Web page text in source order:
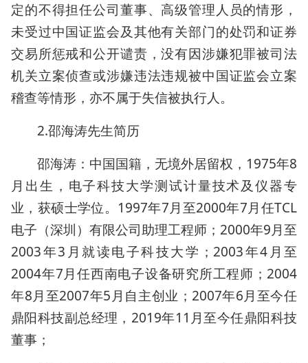
定的不得担任公司董事、高级管理人员的情形，
未受过中国证监会及其他有关部门的处罚和证券
交易所惩戒和公开谴责，没有因涉嫌犯罪被司法
机关立案侦查或涉嫌违法违规被中国证监会立案
稽查等情形，亦不属于失信被执行人。
2.邵海涛先生简历
邵海涛：中国国籍，无境外居留权，1975年8
月出生，电子科技大学测试计量技术及仪器专
业，获硕士学位。1997年7月至2000年7月任TCL
电子（深圳）有限公司助理工程师；2000年9月至
2003年3月就读电子科技大学；2003年4月至
2004年7月任西南电子设备研究所工程师；2004
年8月至2007年5月自主创业；2007年6月至今任
鼎阳科技副总经理，2019年11月至今任鼎阳科技
董事；